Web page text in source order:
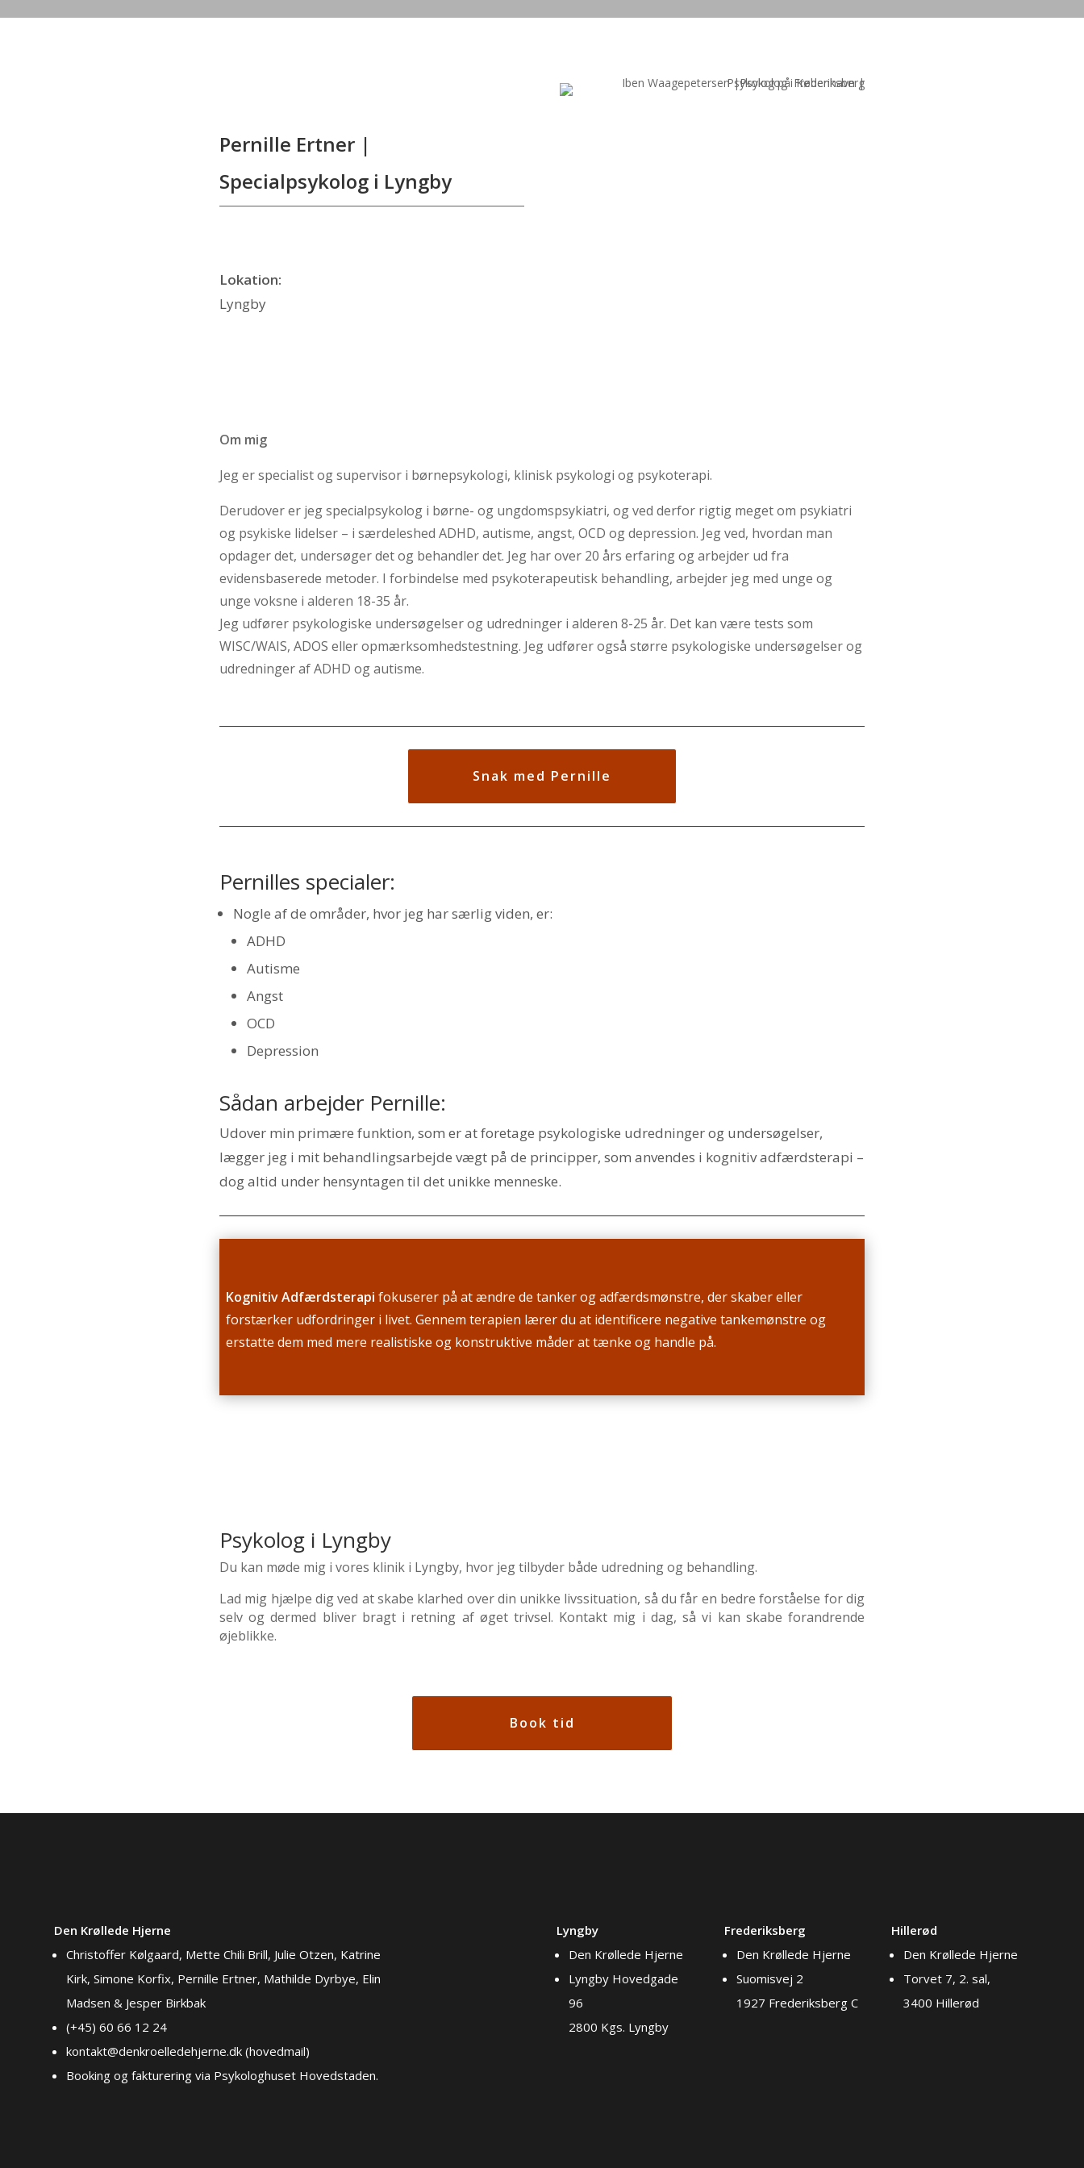
Pernille Ertner |
Specialpsykolog i Lyngby
Lokation:
Lyngby
Om mig
Jeg er specialist og supervisor i børnepsykologi, klinisk psykologi og psykoterapi.
Derudover er jeg specialpsykolog i børne- og ungdomspsykiatri, og ved derfor rigtig meget om psykiatri
og psykiske lidelser – i særdeleshed ADHD, autisme, angst, OCD og depression. Jeg ved, hvordan man
opdager det, undersøger det og behandler det. Jeg har over 20 års erfaring og arbejder ud fra
evidensbaserede metoder. I forbindelse med psykoterapeutisk behandling, arbejder jeg med unge og
unge voksne i alderen 18-35 år.
Jeg udfører psykologiske undersøgelser og udredninger i alderen 8-25 år. Det kan være tests som
WISC/WAIS, ADOS eller opmærksomhedstestning. Jeg udfører også større psykologiske undersøgelser og
udredninger af ADHD og autisme.
Snak med Pernille
Pernilles specialer:
Nogle af de områder, hvor jeg har særlig viden, er:
ADHD
Autisme
Angst
OCD
Depression
Sådan arbejder Pernille:
Udover min primære funktion, som er at foretage psykologiske udredninger og undersøgelser,
lægger jeg i mit behandlingsarbejde vægt på de principper, som anvendes i kognitiv adfærdsterapi –
dog altid under hensyntagen til det unikke menneske.
Kognitiv Adfærdsterapi fokuserer på at ændre de tanker og adfærdsmønstre, der skaber eller
forstærker udfordringer i livet. Gennem terapien lærer du at identificere negative tankemønstre og
erstatte dem med mere realistiske og konstruktive måder at tænke og handle på.
Psykolog i Lyngby
Du kan møde mig i vores klinik i Lyngby, hvor jeg tilbyder både udredning og behandling.
Lad mig hjælpe dig ved at skabe klarhed over din unikke livssituation, så du får en bedre forståelse for dig
selv og dermed bliver bragt i retning af øget trivsel. Kontakt mig i dag, så vi kan skabe forandrende
øjeblikke.
Book tid
Den Krøllede Hjerne
Christoffer Kølgaard, Mette Chili Brill, Julie Otzen, Katrine
Kirk, Simone Korfix, Pernille Ertner, Mathilde Dyrbye, Elin
Madsen & Jesper Birkbak
(+45) 60 66 12 24
kontakt@denkroelledehjerne.dk (hovedmail)
Booking og fakturering via Psykologhuset Hovedstaden.
Lyngby
Den Krøllede Hjerne
Lyngby Hovedgade
96
2800 Kgs. Lyngby
Frederiksberg
Den Krøllede Hjerne
Suomisvej 2
1927 Frederiksberg C
Hillerød
Den Krøllede Hjerne
Torvet 7, 2. sal,
3400 Hillerød